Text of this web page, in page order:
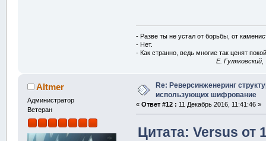
- Разве ты не устал от борьбы, от
- Нет.
- Как странно, ведь многие так ценят
E.
Altmer
Администратор
Ветеран
Re: Реверсинженеринг
использующих шифрование
«Ответ #12 : 11 Декабрь 2016, 11:41:46 »
Цитата: Versus от